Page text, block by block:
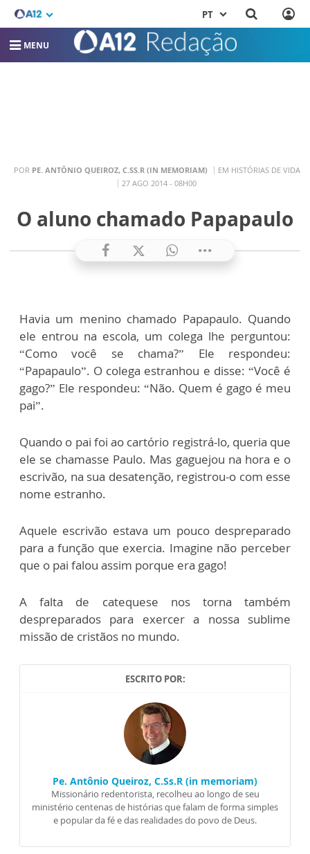
PT
MENU
POR PE. ANTÔNIO QUEIROZ, C.SS.R (IN MEMORIAM)
EM HISTÓRIAS DE VIDA
27 AGO 2014 - 08H00
O aluno chamado Papapaulo
Havia um menino chamado Papapaulo. Quando
ele entrou na escola, um colega lhe perguntou:
“Como você se chama?” Ele respondeu:
“Papapaulo”. O colega estranhou e disse: “Você é
gago?” Ele respondeu: “Não. Quem é gago é meu
pai”.
Quando o pai foi ao cartório registrá-lo, queria que
ele se chamasse Paulo. Mas gaguejou na hora e o
escrivão, na sua desatenção, registrou-o com esse
nome estranho.
Aquele escrivão estava um pouco despreparado
para a função que exercia. Imagine não perceber
que o pai falou assim porque era gago!
A falta de catequese nos torna também
despreparados para exercer a nossa sublime
missão de cristãos no mundo.
ESCRITO POR:
Pe. Antônio Queiroz, C.Ss.R (in memoriam)
Missionário redentorista, recolheu ao longo de seu
ministério centenas de histórias que falam de forma simples
e popular da fé e das realidades do povo de Deus.